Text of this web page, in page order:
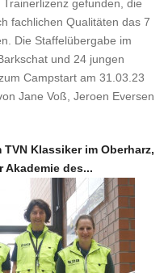
gefunden, die
fachlichen Qualitäten das 7
Die Staffelübergabe im
und 24 jungen
Campstart am 31.03.23
Jane Voß, Jeroen Eversen
Klassiker im Oberharz,
Akademie des...